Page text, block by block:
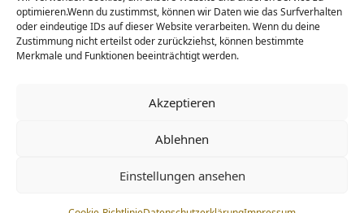
optimieren.Wenn du zustimmst, können wir Daten wie das Surfverhalten
oder eindeutige IDs auf dieser Website verarbeiten. Wenn du deine
Zustimmung nicht erteilst oder zurückziehst, können bestimmte
Merkmale und Funktionen beeinträchtigt werden.
Akzeptieren
Ablehnen
Einstellungen ansehen
www.cohowe.de